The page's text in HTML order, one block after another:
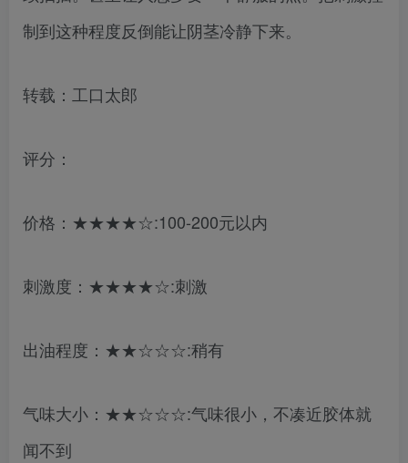
制到这种程度反倒能让阴茎冷静下来。
转载：工口太郎
评分：
价格：★★★★☆:100-200元以内
刺激度：★★★★☆:刺激
出油程度：★★☆☆☆:稍有
气味大小：★★☆☆☆:气味很小，不凑近胶体就
闻不到